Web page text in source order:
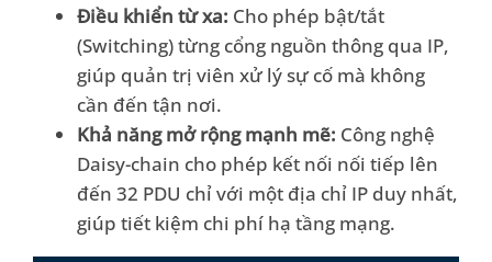
Điều khiển từ xa: Cho phép bật/tắt
(Switching) từng cổng nguồn thông qua IP,
giúp quản trị viên xử lý sự cố mà không
cần đến tận nơi.
Khả năng mở rộng mạnh mẽ: Công nghệ
Daisy-chain cho phép kết nối nối tiếp lên
đến 32 PDU chỉ với một địa chỉ IP duy nhất,
giúp tiết kiệm chi phí hạ tầng mạng.